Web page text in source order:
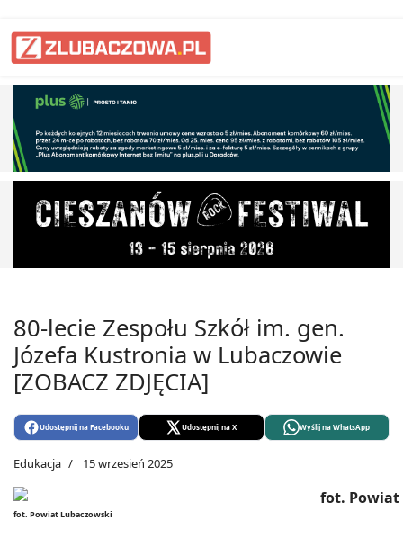
80-lecie Zespołu Szkół im. gen.
Józefa Kustronia w Lubaczowie
[ZOBACZ ZDJĘCIA]
Udostępnij na Facebooku Udostępnij na X Wyślij na WhatsApp
Edukacja 15 wrzesień 2025
fot. Powiat Lubaczowski